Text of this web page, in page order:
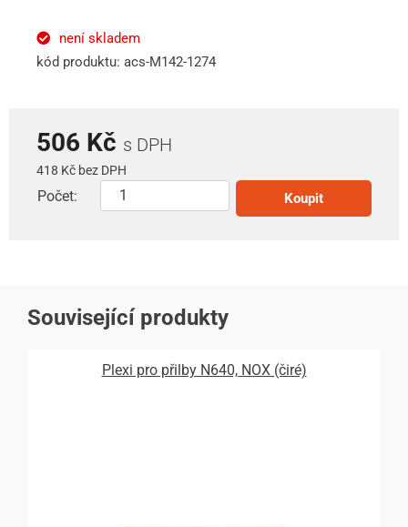
není skladem
kód produktu: acs-M142-1274
506 Kč s DPH
418 Kč bez DPH
Počet: Koupit
Související produkty
Plexi pro přilby N640, NOX (čiré)